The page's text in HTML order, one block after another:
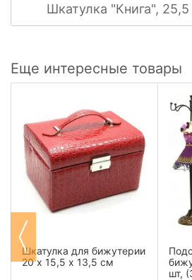
Шкатулка "Книга",
Еще интересные товары
Шкатулка для бижутерии
20 х 15,5 х 13,5 см
шт,